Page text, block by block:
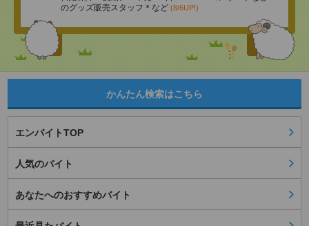
のグッズ販売スタッフ＊など (8/6UP!)
かんたん検索はこちら
エンバイトTOP
人気のバイト
あなたへのおすすめバイト